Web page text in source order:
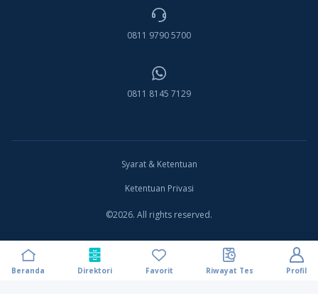
0811 9790 5700
0811 8145 7129
©2026. All rights reserved.
Syarat & Ketentuan
Ketentuan Privasi
Beranda Direktori Favorit Riwayat Tes Profil